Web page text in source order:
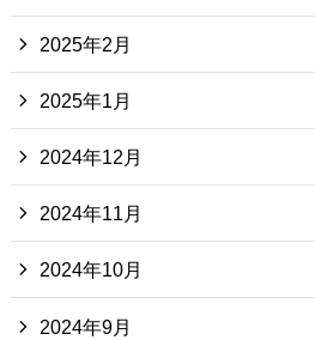
2025年2月
2025年1月
2024年12月
2024年11月
2024年10月
2024年9月